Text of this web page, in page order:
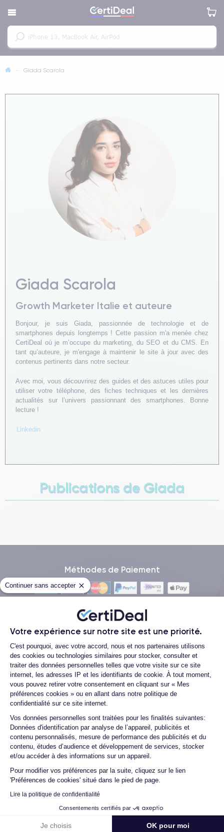
Continuer sans accepter
Votre expérience sur notre site est une priorité.
Plateforme de Gestion du
C'est pourquoi, avec votre accord, nous et nos partenaires utilisons
des cookies ou technologies similaires pour stocker, consulter et
traiter des données personnelles telles que votre visite sur ce site
internet, les adresses IP et les identifiants de cookie. À tout moment,
vous pouvez retirer votre consentement en cliquant sur « Mes
préférences cookies » ou en allant dans notre politique de
confidentialité sur ce site internet.
Vos données personnelles sont traitées pour les finalités suivantes:
Données d'identification par analyse de l’appareil, publicités et
contenu personnalisés, mesure de performance des publicités et du
contenu, études d’audience et développement de services, stocker
et/ou accéder à des informations sur un appareil.
Pour modifier vos préférences par la suite, cliquez sur le lien
'Préférences de cookies' situé dans le pied de page.
Lire la politique de confidentialité
Consentements certifiés par
Je choisis OK pour moi
Axeptio consent
— Giada Scarola
Giada Scarola
Growth Marketer Italie et auteure
Bonjour, je suis Giada, passionnée de technologie et de
smartphones depuis longtemps ! Cette passion m'a menée chez
CertiDeal où je m’occupe du marketing, du SEO et du CMS. En
tant qu’auteure, je m'engage à maintenir le site à jour avec des
contenus pertinents dans notre secteur.
Avec moi, vous découvrirez des guides et des astuces utiles pour
utiliser votre téléphone, des fiches techniques et les dernières
actualités sur l’univers passionnant des smartphones. Bonne
lecture !
Linkedin
Publications de Giada
Méthodes de Paiement
Livraison avec
Qui sommes-nous ?
Démocratiser le reconditionné
Visitez notre atelier
iPhone à 60€
La CertiAcadémie
Wikipedia
Services CertiDeal
CertiDeal pour les Pros